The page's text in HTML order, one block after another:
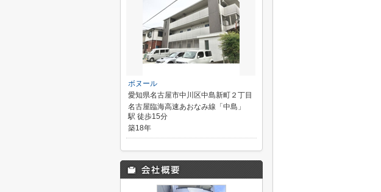
ボヌール
愛知県名古屋市中川区中島新町２丁目
名古屋臨海高速あおなみ線「中島」
駅 徒歩15分
築18年